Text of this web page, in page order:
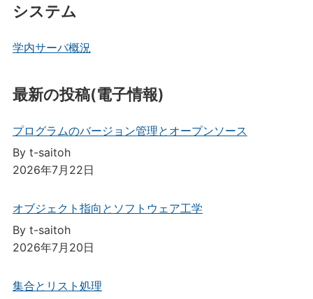
システム
学内サーバ概況
最新の投稿(電子情報)
プログラムのバージョン管理とオープンソース
By t-saitoh
2026年7月22日
オブジェクト指向とソフトウェア工学
By t-saitoh
2026年7月20日
集合とリスト処理